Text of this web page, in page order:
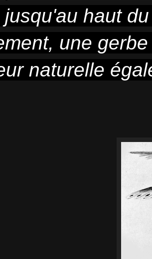
jusqu'au haut
une
naturelle